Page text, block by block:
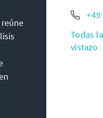
y
y
la
+49
Todas
vistazo